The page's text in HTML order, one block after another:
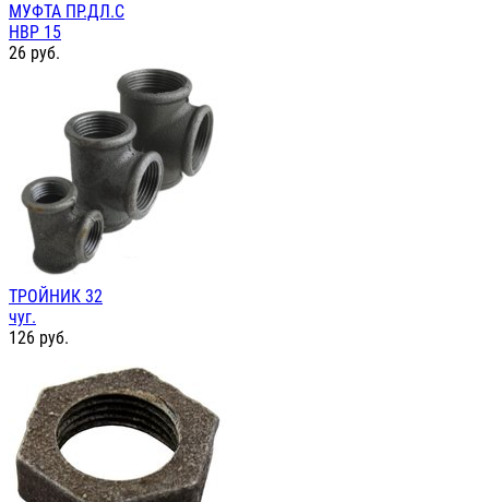
МУФТА ПР.ДЛ.С
НВР 15
26 руб.
ТРОЙНИК 32
чуг.
126 руб.